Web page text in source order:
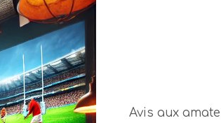
Avis aux